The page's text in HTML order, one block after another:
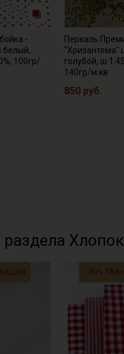
-
100гр/
Перкаль
"Хризантема"
голубой,
140гр/м.кв
850 руб.
Хлопок